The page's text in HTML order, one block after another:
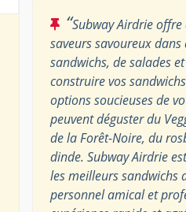
“Subway Airdrie
saveurs savoureux
sandwichs, de salades
construire vos
options soucieuses de
peuvent déguster du
de la Forêt-Noire, du
dinde. Subway Airdrie
les meilleurs sandwichs
personnel amical et